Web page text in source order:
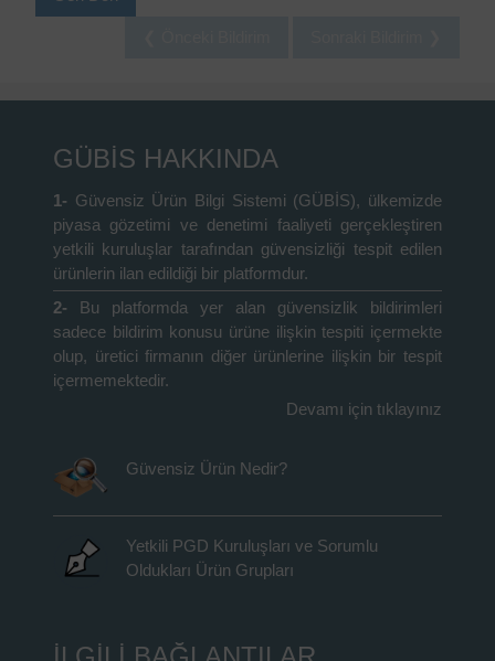
GÜBİS HAKKINDA
1- Güvensiz Ürün Bilgi Sistemi (GÜBİS), ülkemizde
piyasa gözetimi ve denetimi faaliyeti gerçekleştiren
yetkili kuruluşlar tarafından güvensizliği tespit edilen
ürünlerin ilan edildiği bir platformdur.
2-
Bu platformda yer alan güvensizlik bildirimleri
sadece bildirim konusu ürüne ilişkin tespiti içermekte
olup, üretici firmanın diğer ürünlerine ilişkin bir tespit
içermemektedir.
Devamı için tıklayınız
Güvensiz Ürün Nedir?
Yetkili PGD Kuruluşları ve Sorumlu
Oldukları Ürün Grupları